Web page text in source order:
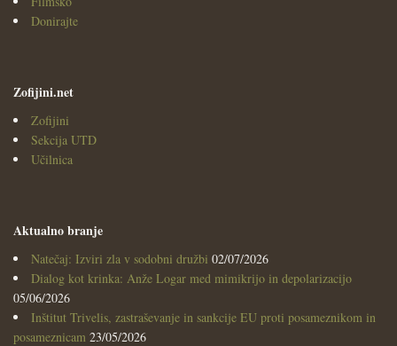
Donirajte
Zofijini.net
Zofijini
Sekcija UTD
Učilnica
Aktualno branje
Natečaj: Izviri zla v sodobni družbi 02/07/2026
Dialog kot krinka: Anže Logar med mimikrijo in depolarizacijo
05/06/2026
Inštitut Trivelis, zastraševanje in sankcije EU proti posameznikom in
posameznicam 23/05/2026